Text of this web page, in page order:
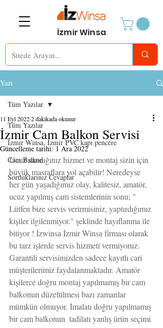
İzmir Winsa
Yazı
Tüm Yazılar
İzmir Winsa, İzmir PVC kapı pencere
Cam Balkon
Sorduklarınız Cevaplar
Tüm Yazılar
İzmir Cam Balkon Servisi
11 Eyl 20222 dakikada okunur
Güncelleme tarihi:1 Ara 2022
Ucuz sandığınız hizmet ve montaj sizin için
büyük masraflara yol açabilir! Neredeyse
her gün yaşadığımız olay, kalitesiz, amatör,
ucuz yapılmış cam sistemlerinin sonu; "
Lütfen bize servis verirmisiniz, yaptırdığımız
kişiler ilgilenmiyor." şeklinde hayıflanma ile
bitiyor ! İzwinsa İzmir Winsa firması olarak
bu tarz işlerde servis hizmeti vermiyoruz.
Garantili servisimizden sadece kayıtlı cari
müşterilerimiz faydalanmaktadır. Amatör
kişilerce doğru montaj yapılmamış bir cam
balkonun düzeltilmesi bazı zamanlar
mümkün olmuyor. İmalatı doğru yapılmamış
bir cam balkonun  tadilatı yanlış ürün seçimi